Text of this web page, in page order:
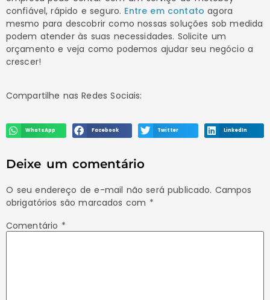
confiável, rápido e seguro. Entre em contato agora
mesmo para descobrir como nossas soluções sob medida
podem atender às suas necessidades. Solicite um
orçamento e veja como podemos ajudar seu negócio a
crescer!
Compartilhe nas Redes Sociais:
WhatsApp Facebook Twitter LinkedIn
Deixe um comentário
O seu endereço de e-mail não será publicado. Campos
obrigatórios são marcados com *
Comentário *